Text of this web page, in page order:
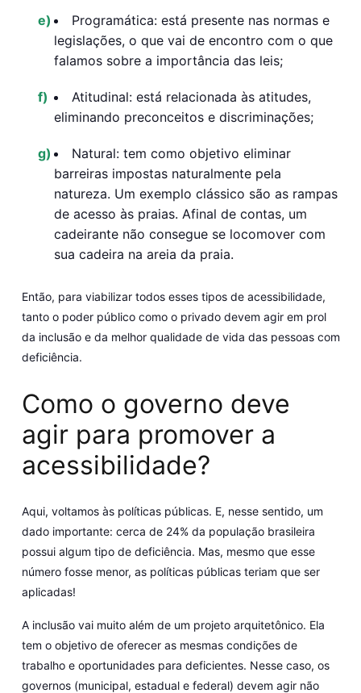
Programática: está presente nas normas e
legislações, o que vai de encontro com o que
falamos sobre a importância das leis;
Atitudinal: está relacionada às atitudes,
eliminando preconceitos e discriminações;
Natural: tem como objetivo eliminar
barreiras impostas naturalmente pela
natureza. Um exemplo clássico são as rampas
de acesso às praias. Afinal de contas, um
cadeirante não consegue se locomover com
sua cadeira na areia da praia.
Então, para viabilizar todos esses tipos de acessibilidade,
tanto o poder público como o privado devem agir em prol
da inclusão e da melhor qualidade de vida das pessoas com
deficiência.
Como o governo deve
agir para promover a
acessibilidade?
Aqui, voltamos às políticas públicas. E, nesse sentido, um
dado importante: cerca de 24% da população brasileira
possui algum tipo de deficiência. Mas, mesmo que esse
número fosse menor, as políticas públicas teriam que ser
aplicadas!
A inclusão vai muito além de um projeto arquitetônico. Ela
tem o objetivo de oferecer as mesmas condições de
trabalho e oportunidades para deficientes. Nesse caso, os
governos (municipal, estadual e federal) devem agir não